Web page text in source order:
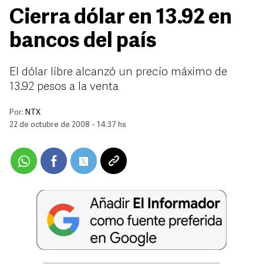
Cierra dólar en 13.92 en
bancos del país
El dólar libre alcanzó un precio máximo de
13.92 pesos a la venta
Por: NTX
22 de octubre de 2008 - 14:37 hs